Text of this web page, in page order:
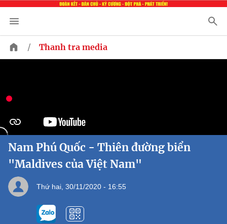
/ Thanh tra media
Nam Phú Quốc - Thiên đường biển
"Maldives của Việt Nam"
Thứ hai, 30/11/2020 - 16:55